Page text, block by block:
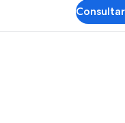
modernos y una